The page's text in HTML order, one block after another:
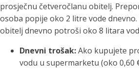
prosječnu četveročlanu obitelj.
osoba popije oko 2 litre vode dnevno.
obitelj dnevno potroši oko 8 litara
Dnevni trošak:Ako kupujete
vodu u supermarketu (oko 0,60